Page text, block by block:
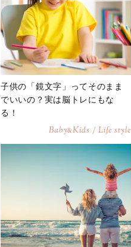
子供の「鏡文字」ってそのまま
でいいの？実は脳トレにもな
る！
Baby&Kids / Life style